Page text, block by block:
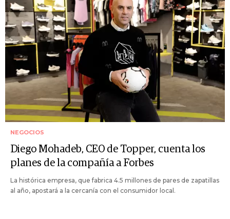
NEGOCIOS
Diego Mohadeb, CEO de Topper, cuenta los
planes de la compañía a Forbes
La histórica empresa, que fabrica 4.5 millones de pares de zapatillas
al año, apostará a la cercanía con el consumidor local.